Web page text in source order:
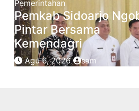
Pemerintahan
Pemkab Sidoarjo
Pintar Bersama
Kemendagri
Agu 6, 2026 sam